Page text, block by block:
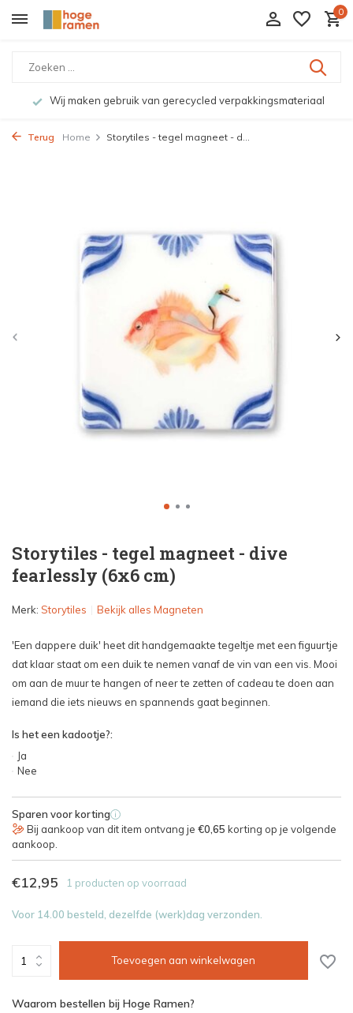
0
Wij maken gebruik van gerecycled verpakkingsmateriaal
Terug Home Storytiles - tegel magneet - d...
Storytiles - tegel magneet - dive
fearlessly (6x6 cm)
Merk: Storytiles Bekijk alles Magneten
'Een dappere duik' heet dit handgemaakte tegeltje met een figuurtje
dat klaar staat om een duik te nemen vanaf de vin van een vis. Mooi
om aan de muur te hangen of neer te zetten of cadeau te doen aan
iemand die iets nieuws en spannends gaat beginnen.
Is het een kadootje?:
Ja
Nee
Sparen voor korting i
Bij aankoop van dit item ontvang je €0,65 korting op je volgende
aankoop.
€12,95 1 producten op voorraad
Voor 14.00 besteld, dezelfde (werk)dag verzonden.
Toevoegen aan winkelwagen
Waarom bestellen bij Hoge Ramen?